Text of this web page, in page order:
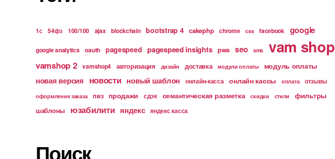
1с 54фз 100/100 ajax blockchain bootstrap 4 cakephp chrome css facebook google
google analytics oauth pagespeed pagespeed insights pwa seo sms vam shop
vamshop 2 vamshop4 авторизация дизайн доставка модули оплаты модуль оплаты
новая версия новости новый шаблон онлайн-касса онлайн кассы оплата отзывы
оформление заказа пвз продажи сдэк семантическая разметка скидки стили фильтры
шаблоны юзабилити яндекс яндекс касса
Поиск